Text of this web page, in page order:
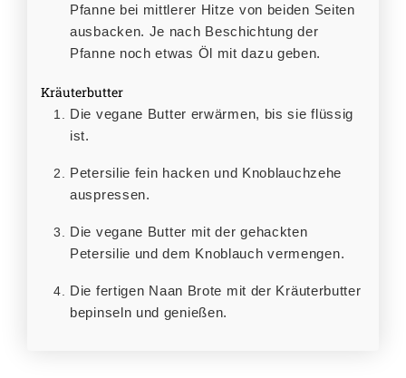
Pfanne bei mittlerer Hitze von beiden Seiten
ausbacken. Je nach Beschichtung der
Pfanne noch etwas Öl mit dazu geben.
Kräuterbutter
Die vegane Butter erwärmen, bis sie flüssig
ist.
Petersilie fein hacken und Knoblauchzehe
auspressen.
Die vegane Butter mit der gehackten
Petersilie und dem Knoblauch vermengen.
Die fertigen Naan Brote mit der Kräuterbutter
bepinseln und genießen.